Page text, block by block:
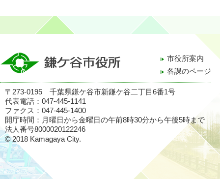
市役所案内
各課のページ
〒273-0195 千葉県鎌ケ谷市新鎌ケ谷二丁目6番1号
代表電話：047-445-1141
ファクス：047-445-1400
開庁時間：月曜日から金曜日の午前8時30分から午後5時まで
法人番号8000020122246
© 2018 Kamagaya City.